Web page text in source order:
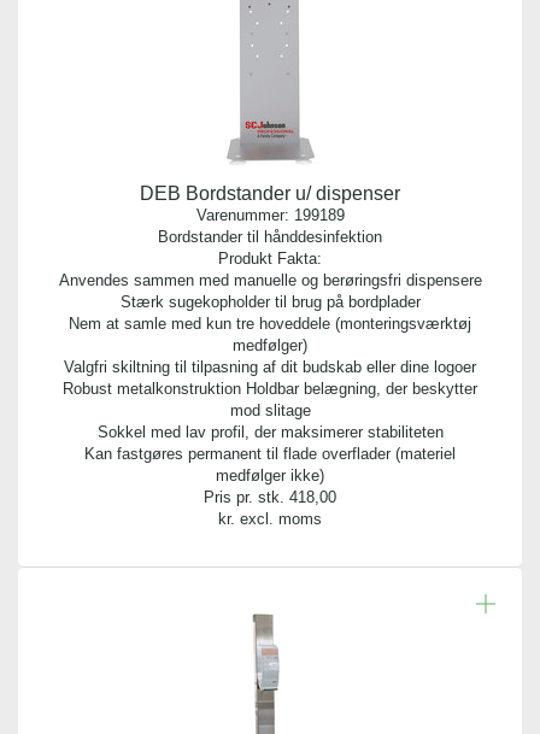
DEB Bordstander u/ dispenser
Varenummer: 199189
Bordstander til hånddesinfektion
Produkt Fakta:
Anvendes sammen med manuelle og berøringsfri dispensere
Stærk sugekopholder til brug på bordplader
Nem at samle med kun tre hoveddele (monteringsværktøj
medfølger)
Valgfri skiltning til tilpasning af dit budskab eller dine logoer
Robust metalkonstruktion Holdbar belægning, der beskytter
mod slitage
Sokkel med lav profil, der maksimerer stabiliteten
Kan fastgøres permanent til flade overflader (materiel
medfølger ikke)
Pris pr. stk. 418,00
kr. excl. moms